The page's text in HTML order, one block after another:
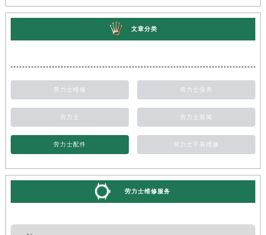
文章分类
劳力士维修 劳力士保养
劳力士 劳力士新闻
劳力士配件 劳力士手表维修
劳力士维修服务